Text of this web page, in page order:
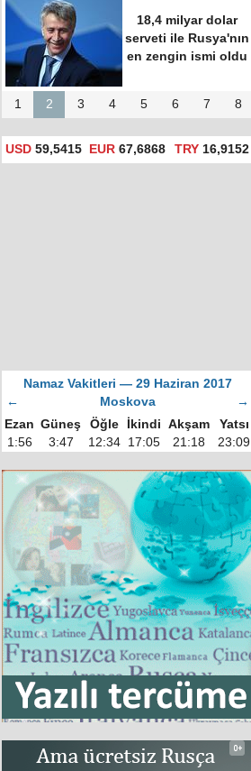
18,4 milyar dolar
serveti ile Rusya'nın
en zengin ismi oldu
1 2 3 4 5 6 7 8
USD 59,5415 EUR 67,6868 TRY16,9152
Namaz Vakitleri — 29 Haziran 2017
←
Moskova
→
Ezan Güneş Öğle İkindi Akşam
Yatsı
1:56
3:47 12:34 17:05 21:18 23:09